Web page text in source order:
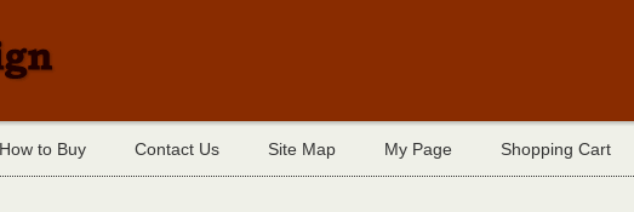
How to Buy Contact Us Site Map My Page Shopping Cart